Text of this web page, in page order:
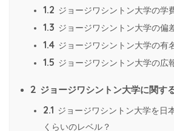
1.2 ジョージワシントン大学の学
1.3 ジョージワシントン大学の偏
1.4 ジョージワシントン大学の有
1.5 ジョージワシントン大学の広
2 ジョージワシントン大学に関す
2.1 ジョージワシントン大学を日
くらいのレベル？